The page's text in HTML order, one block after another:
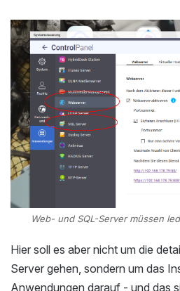
Web- und SQL-Server müssen
Hier soll es aber nicht um die
Server gehen, sondern um das
Anwendungen darauf - und das